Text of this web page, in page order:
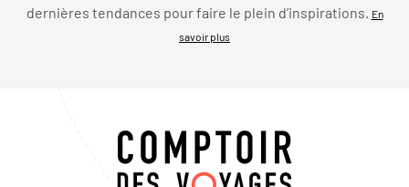
dernières tendances pour faire le plein d’inspirations.
En
savoir plus